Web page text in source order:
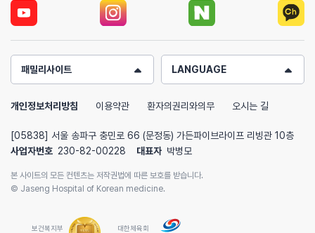
패밀리사이트 LANGUAGE
개인정보처리방침 이용약관 환자의권리와의무 오시는 길
[05838] 서울 송파구 충민로 66 (문정동) 가든파이브라이프 리빙관 10층
사업자번호 230-82-00228 대표자 박병모
본 사이트의 모든 컨텐츠는 저작권법에 따른 보호를 받습니다.
© Jaseng Hospital of Korean medicine.
보건복지부
대한체육회